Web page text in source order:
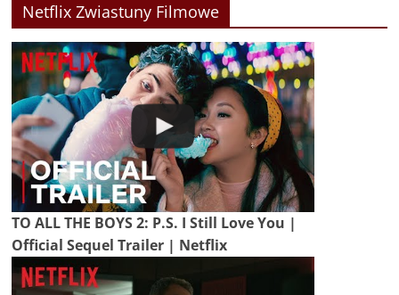
Netflix Zwiastuny Filmowe
TO ALL THE BOYS 2: P.S. I Still Love You |
Official Sequel Trailer | Netflix